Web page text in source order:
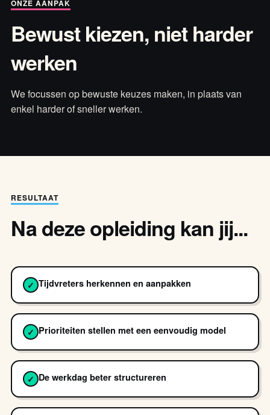
ONZE AANPAK
Bewust kiezen, niet harder
werken
We focussen op bewuste keuzes maken, in plaats van
enkel harder of sneller werken.
RESULTAAT
Na deze opleiding kan jij...
✓ Tijdvreters herkennen en aanpakken
✓ Prioriteiten stellen met een eenvoudig model
✓ De werkdag beter structureren